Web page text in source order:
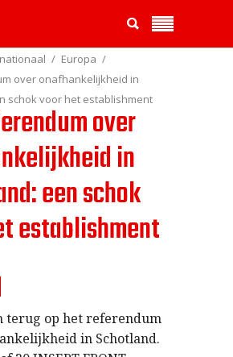
Europa
over onafhankelijkheid in
schok voor het establishment
over
in
een schok
establishment
terug op het referendum
in Schotland.